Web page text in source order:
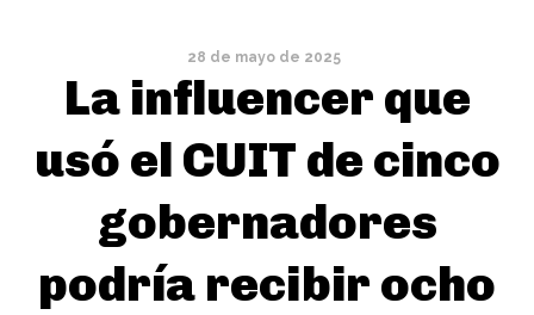
28 de mayo de 2025
La influencer que
usó el CUIT de cinco
gobernadores
podría recibir ocho